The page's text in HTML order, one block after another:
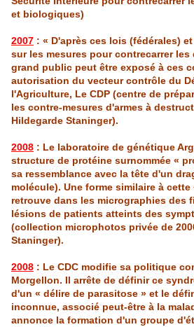
et biologiques)
2007 : « D'après ces lois (fédérales)
sur les mesures pour contrecarrer
grand public peut être exposé à ces
autorisation du vecteur contrôle du
l'Agriculture, Le CDP (centre de
les contre-mesures d'armes à
Hildegarde Staninger).
2008 : Le laboratoire de génétique
structure de protéine surnommée «
sa ressemblance avec la tête d'un
molécule). Une forme similaire à
retrouve dans les micrographies des
lésions de patients atteints des
(collection microphotos privée de
Staninger).
2008 : Le CDC modifie sa politique
Morgellon. Il arrête de définir ce
d'un « délire de parasitose » et le
inconnue, associé peut-être à la
annonce la formation d'un groupe